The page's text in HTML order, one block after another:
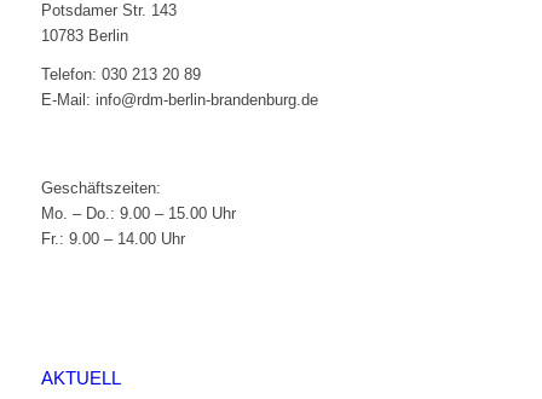
Potsdamer Str. 143
10783 Berlin
Telefon: 030 213 20 89
E-Mail: info@rdm-berlin-brandenburg.de
Geschäftszeiten:
Mo. – Do.: 9.00 – 15.00 Uhr
Fr.: 9.00 – 14.00 Uhr
AKTUELL